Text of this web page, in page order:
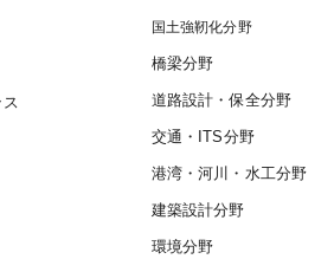
国土強靭化分野
橋梁分野
道路設計・保全分野
交通・ITS分野
港湾・河川・水工分野
建築設計分野
環境分野